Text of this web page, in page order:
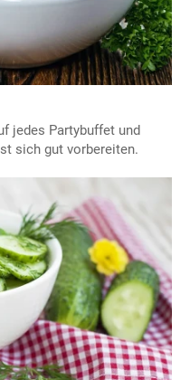
jedes Partybuffet und
sich gut vorbereiten.